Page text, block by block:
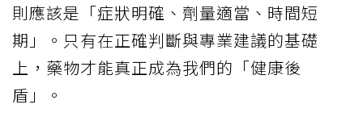
則應該是「症狀明確、劑量適當、時間短
期」。只有在正確判斷與專業建議的基礎
上，藥物才能真正成為我們的「健康後
盾」。